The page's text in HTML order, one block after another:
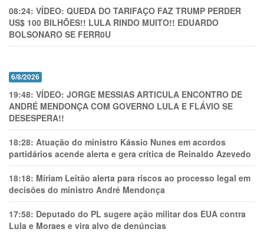
08:24: VÍDEO: QUEDA DO TARIFAÇO FAZ TRUMP PERDER
US$ 100 BILHÕES!! LULA RINDO MUITO!! EDUARDO
BOLSONARO SE FERR0U
6/8/2026
19:48: VÍDEO: JORGE MESSIAS ARTICULA ENCONTRO DE
ANDRÉ MENDONÇA COM GOVERNO LULA E FLÁVIO SE
DESESPERA!!
18:28: Atuação do ministro Kássio Nunes em acordos
partidários acende alerta e gera crítica de Reinaldo Azevedo
18:18: Míriam Leitão alerta para riscos ao processo legal em
decisões do ministro André Mendonça
17:58: Deputado do PL sugere ação militar dos EUA contra
Lula e Moraes e vira alvo de denúncias